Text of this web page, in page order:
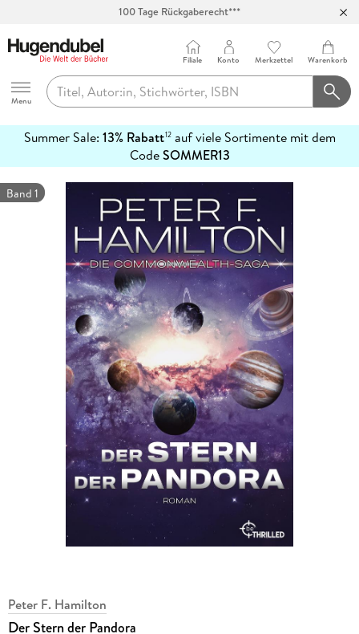
100 Tage Rückgaberecht***
Hugendubel
Menu
Filiale Konto Merkzettel Warenkorb
Summer Sale: 13% Rabatt12auf viele Sortimente mit dem
CodeSOMMER13
erfahren
Band 1
Peter F. Hamilton
Der Stern der Pandora